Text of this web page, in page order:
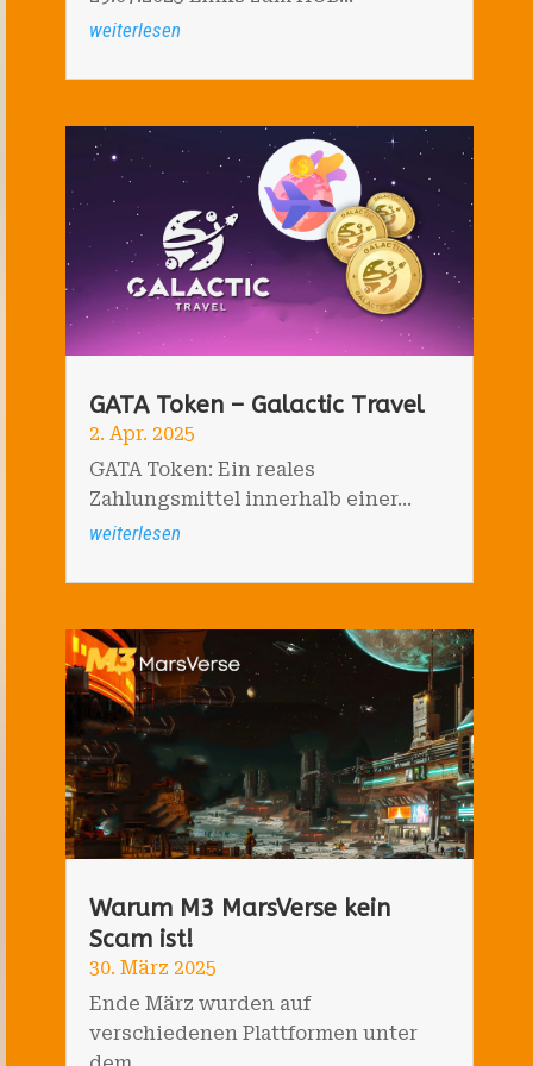
weiterlesen
GATA Token – Galactic Travel
2. Apr. 2025
GATA Token: Ein reales
Zahlungsmittel innerhalb einer...
weiterlesen
Warum M3 MarsVerse kein
Scam ist!
30. März 2025
Ende März wurden auf
verschiedenen Plattformen unter